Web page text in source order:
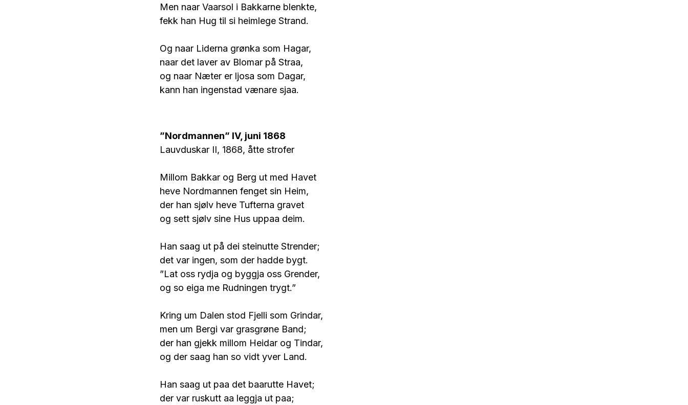
Men naar Vaarsol i Bakkarne blenkte,
fekk han Hug til si heimlege Strand.
Og naar Liderna grønka som Hagar,
naar det laver av Blomar på Straa,
og naar Næter er ljosa som Dagar,
kann han ingenstad vænare sjaa.
”Nordmannen” IV, juni 1868
Lauvduskar II, 1868, åtte strofer
Millom Bakkar og Berg ut med Havet
heve Nordmannen fenget sin Heim,
der han sjølv heve Tufterna gravet
og sett sjølv sine Hus uppaa deim.
Han saag ut på dei steinutte Strender;
det var ingen, som der hadde bygt.
”Lat oss rydja og byggja oss Grender,
og so eiga me Rudningen trygt.”
Kring um Dalen stod Fjelli som Grindar,
men um Bergi var grasgrøne Band;
der han gjekk millom Heidar og Tindar,
og der saag han so vidt yver Land.
Han saag ut paa det baarutte Havet;
der var ruskutt aa leggja ut paa;